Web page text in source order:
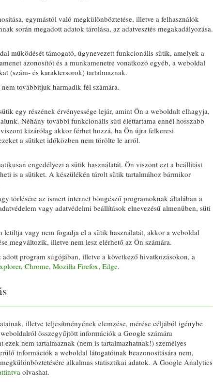
egymástól való megkülönböztetése, illetve a felhasználók
során megadott adatok tárolása, az adatvesztés megakadályozása.
működését támogató, úgynevezett funkcionális sütik, amelyek a
azonosítót és a munkamenetre vonatkozó egyéb, a weboldal
(szám- és karaktersorok) tartalmaznak.
továbbítjuk harmadik fél számára.
egy részének érvényessége lejár, amint Ön a weboldalt elhagyja,
Néhány további funkcionális süti élettartama ennél hosszabb
kizárólag akkor férhet hozzá, ha Ön újra felkeresi
a sütiket időközben nem törölte le arról.
engedélyezi a sütik használatát. Ön viszont ezt a beállítást
is a sütiket. A készülékén tárolt sütik tartalmához bármikor
törlésére az ismert internet böngésző programoknak általában a
vagy adatvédelmi beállítások elnevezésű almenüben, süti
vagy nem fogadja el a sütik használatát, akkor a weboldal
megváltozik, illetve nem lesz elérhető az Ön számára.
program súgójában, illetve a következő hivatkozásokon, a
, Chrome, Mozilla Firefox, Edge.
illetve teljesítményének elemzése, mérése céljából igénybe
összegyűjtött információk a Google számára
nem tartalmaznak (nem is tartalmazhatnak!) személyes
információk a weboldal látogatóinak beazonosítására nem,
alkalmas statisztikai adatok. A Google Analytics
olvashat.